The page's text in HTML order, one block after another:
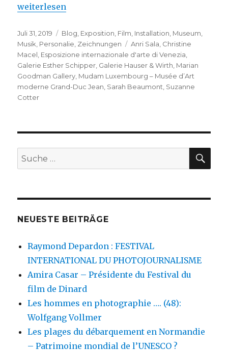
„Anri Sala – Mudam Luxembourg – bientôt“
weiterlesen
Veröffentlicht
am
Juli 31, 2019 Kategorien
Blog Exposition Film Installation Museum
Musik Personalie Zeichnungen Schlagwörter
Anri Sala Christine
Macel Esposizione internazionale d'arte di Venezia
Galerie Esther Schipper Galerie Hauser & Wirth Marian
Goodman Gallery Mudam Luxembourg – Musée d’Art
moderne Grand-Duc Jean Sarah Beaumont Suzanne
Cotter
Suche
nach:
NEUESTE BEITRÄGE
Raymond Depardon : FESTIVAL
INTERNATIONAL DU PHOTOJOURNALISME
Amira Casar – Présidente du Festival du
film de Dinard
Les hommes en photographie …. (48):
Wolfgang Vollmer
Les plages du débarquement en Normandie
– Patrimoine mondial de l’UNESCO ?